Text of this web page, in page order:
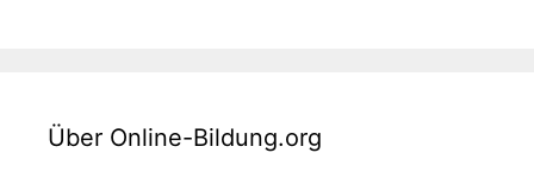
Über Online-Bildung.org